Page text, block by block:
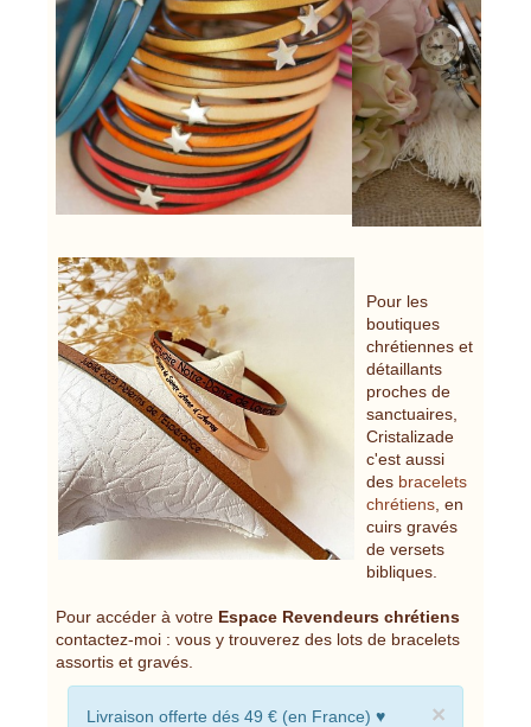
Pour les
boutiques
chrétiennes et
détaillants
proches de
sanctuaires,
Cristalizade
c'est aussi
des bracelets
chrétiens , en
cuirs gravés
de versets
bibliques.
Pour accéder à votre Espace Revendeurs chrétiens
contactez-moi : vous y trouverez des lots de bracelets
assortis et gravés.
×
Livraison offerte dés 49 € (en France) ♥